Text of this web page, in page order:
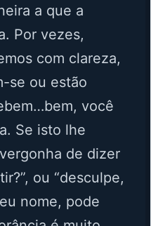
a que a
Por vezes,
com clareza,
se ou estão
você
Se isto lhe
de dizer
ou “desculpe,
nome, pode